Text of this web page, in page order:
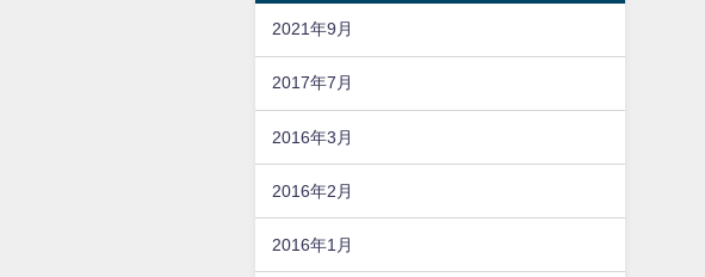
2021年9月
2017年7月
2016年3月
2016年2月
2016年1月